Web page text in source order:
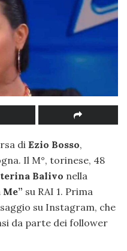
diEzio Bosso,
Il M°, torinese, 48
Balivo nella
su RAI 1. Prima
su Instagram, che
da parte dei follower